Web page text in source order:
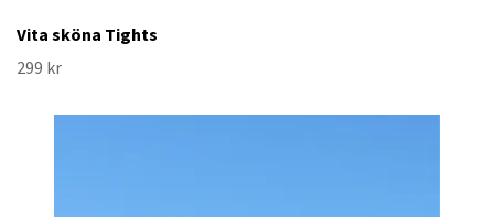
Vita sköna Tights
299 kr